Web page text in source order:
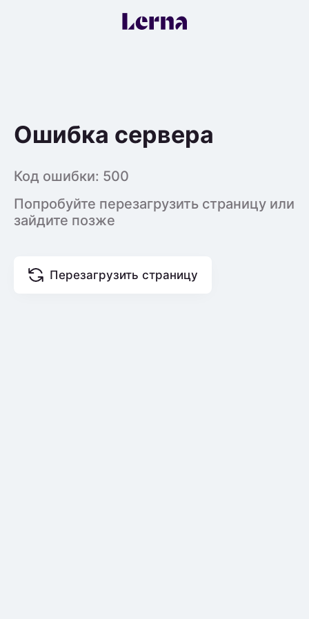
Ошибка сервера
Код ошибки: 500
Попробуйте перезагрузить страницу или
зайдите позже
Перезагрузить страницу